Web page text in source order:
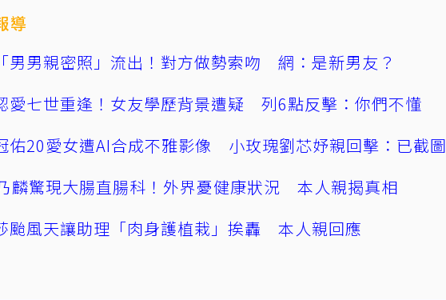
導
男男親密照」流出！對方做勢索吻 網：是新男友？
愛七世重逢！女友學歷背景遭疑 列6點反擊：你們不懂
佑20愛女遭AI合成不雅影像 小玫瑰劉芯妤親回擊：已截圖
麟驚現大腸直腸科！外界憂健康狀況 本人親揭真相
颱風天讓助理「肉身護植栽」挨轟 本人親回應